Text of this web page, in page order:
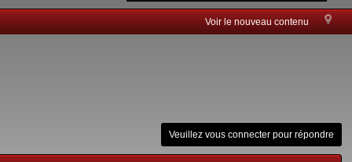
Voir le nouveau contenu
Veuillez vous connecter pour répondre